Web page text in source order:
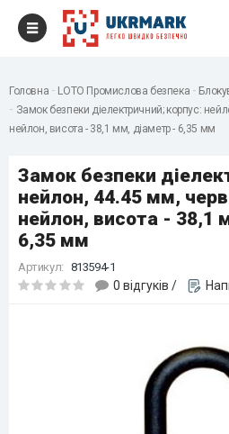
Головна LOTO Промислова безпека
Замок безпеки діелектричний; корпус:
нейлон, висота - 38,1 мм, діаметр - 6,35 мм
Замок безпеки
нейлон, 44.45 мм,
нейлон, висота - 38,1
6,35 мм
Артикул: 813594-1
0 відгуків /